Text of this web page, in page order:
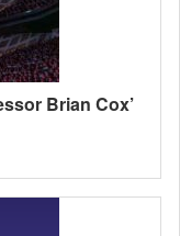
Brian Cox’